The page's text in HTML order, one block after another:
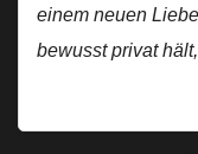
einem neuen
bewusst privat